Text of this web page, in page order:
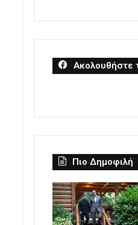
Ακολουθήστε
Πιο Δημοφιλή